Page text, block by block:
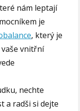
nám leptají
je
, který je
vaše vnitřní
nechte
a radši si dejte